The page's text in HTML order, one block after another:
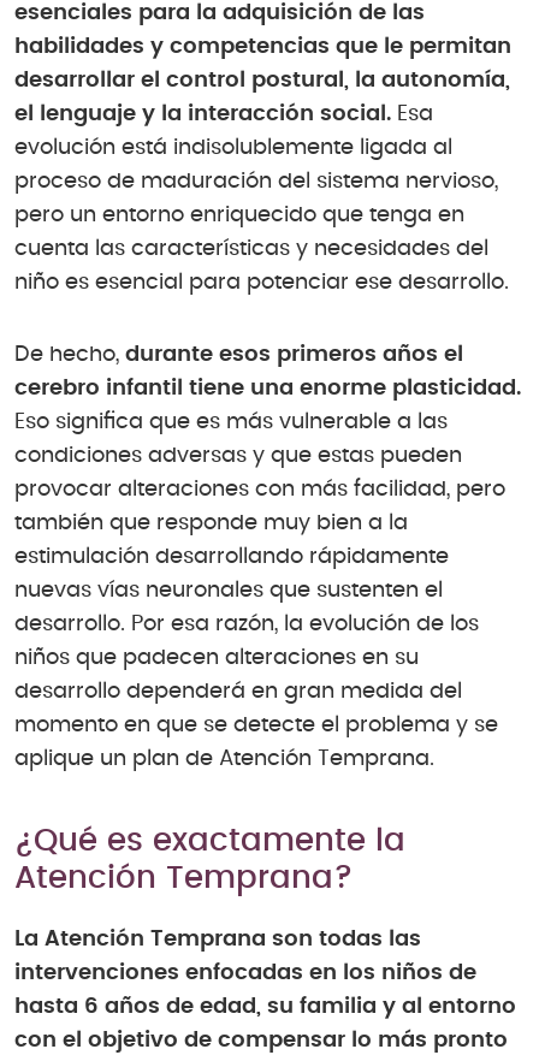
esenciales para la adquisición de las
habilidades y competencias que le permitan
desarrollar el control postural, la autonomía,
el lenguaje y la interacción social. Esa
evolución está indisolublemente ligada al
proceso de maduración del sistema nervioso,
pero un entorno enriquecido que tenga en
cuenta las características y necesidades del
niño es esencial para potenciar ese desarrollo.
De hecho, durante esos primeros años el
cerebro infantil tiene una enorme plasticidad.
Eso significa que es más vulnerable a las
condiciones adversas y que estas pueden
provocar alteraciones con más facilidad, pero
también que responde muy bien a la
estimulación desarrollando rápidamente
nuevas vías neuronales que sustenten el
desarrollo. Por esa razón, la evolución de los
niños que padecen alteraciones en su
desarrollo dependerá en gran medida del
momento en que se detecte el problema y se
aplique un plan de Atención Temprana.
¿Qué es exactamente la
Atención Temprana?
La Atención Temprana son todas las
intervenciones enfocadas en los niños de
hasta 6 años de edad, su familia y al entorno
con el objetivo de compensar lo más pronto